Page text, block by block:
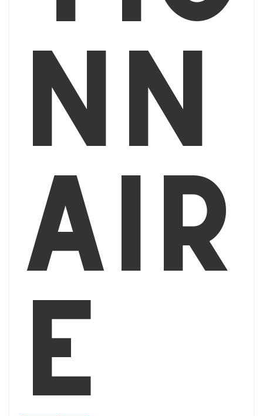
nn
air
e